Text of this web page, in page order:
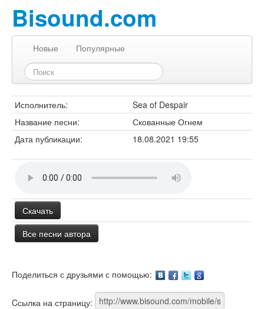
Bisound.com
Новые Популярные
Исполнитель:
Sea of Despair
Название песни:
Скованные Огнем
Дата публикации:
18.08.2021 19:55
Скачать
Все песни автора
Поделиться с друзьями с помощью:
Cсылка на страницу: